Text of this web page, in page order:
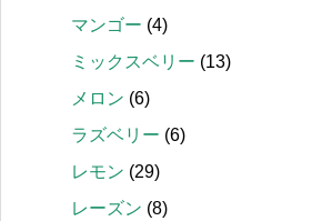
マンゴー (4)
ミックスベリー (13)
メロン (6)
ラズベリー (6)
レモン (29)
レーズン (8)